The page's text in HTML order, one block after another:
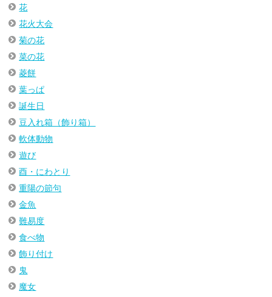
花
花火大会
菊の花
菜の花
菱餅
葉っぱ
誕生日
豆入れ箱（飾り箱）
軟体動物
遊び
酉・にわとり
重陽の節句
金魚
難易度
食べ物
飾り付け
鬼
魔女